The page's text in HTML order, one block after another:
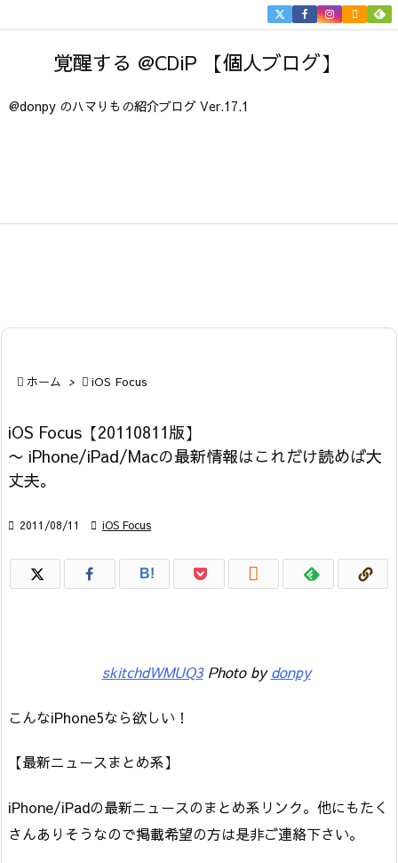
覚醒する @CDiP 【個人ブログ】
@donpy のハマりもの紹介ブログ Ver.17.1


 ホーム >  iOS Focus
iOS Focus【20110811版】
〜 iPhone/iPad/Macの最新情報はこれだけ読めば大
丈夫。
 2011/08/11  iOS Focus
B! 
skitchdWMUQ3Photo bydonpy
こんなiPhone5なら欲しい！
【最新ニュースまとめ系】
iPhone/iPadの最新ニュースのまとめ系リンク。他にもたく
さんありそうなので掲載希望の方は是非ご連絡下さい。